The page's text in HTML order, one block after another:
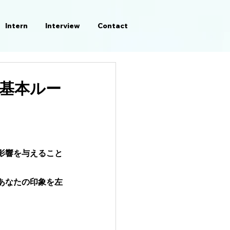
Intern Interview Contact
本ルー
響を与えること
なたの印象を左